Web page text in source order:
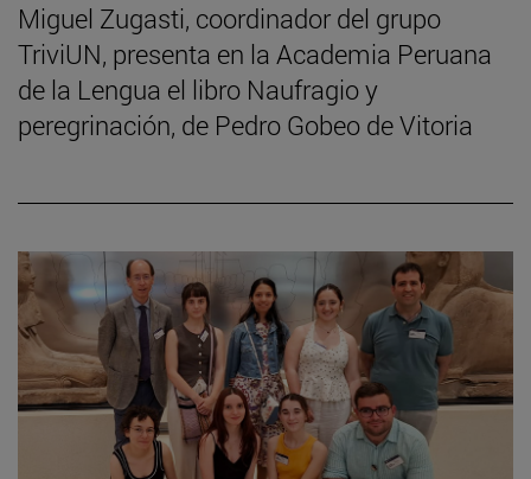
Miguel Zugasti, coordinador del grupo
TriviUN, presenta en la Academia Peruana
de la Lengua el libro Naufragio y
peregrinación, de Pedro Gobeo de Vitoria